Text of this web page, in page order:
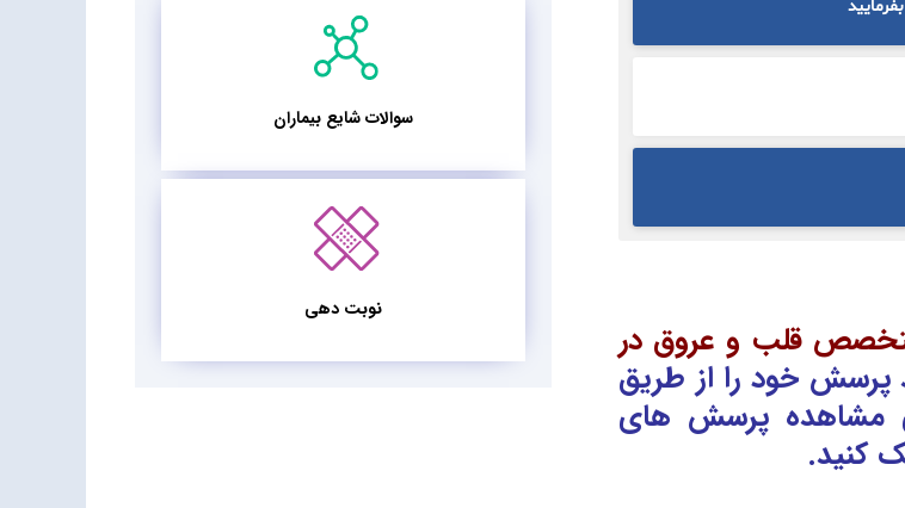
قلب و عروق در
پرسش خود را از طریق
مشاهده پرسش های
کنید.
سوالات شایع بیماران
نوبت دهی